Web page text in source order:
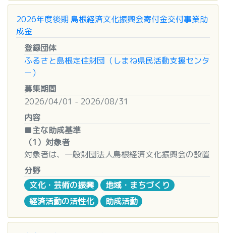
置場所）、現況写真
【その他】見積書、企画書など
⑤当年度の事業計画書・活動予算書（または損益計
算書に類するもの）
⑥所轄庁提出済の直近3年間の事業報告書と決算書
（活動計算書または損益計算書に類するもの、貸借
対照表、財産目録の3点）
⑦団体資料（案内書 or 紹介記事等）
⑧定款 or 会則等
⑨役員 or 構成員 名簿 ※見積書：購入単価1万円以
上の場合は必須。購入単価10万円以上の場合は、2
社以上の相見積りを提出してください。
※カタログに複数物品の掲載がある場合は、該当
箇所に印をつけて示してください。
※提出漏れなど、書類の不備があると審査の対象
外となります。
※全書類１部（コピーでも可）をご送付くださ
6. 必要書類
 詳細は事務局ホームページにて最新様式をご確認
ください。
7. お問い合わせ・相談窓口
■支援機関（書類提出先）
  各地域の商工会議所、商工会、島根県商工会連合
会、島根県中小企業団体中央会、公益財団法人しま
ね産業振興財団
■事務局・コールセンター
  島根県飲食・商業・サービス業等エネルギーコス
ト削減対策緊急支援事業事務局
  電話番号：0120-021-866 （受付時間：9:00〜
17:00 土日祝日除く）
3.
対象事業の要件
エネルギーコスト高騰の影響を受けているこ
と
現状よりエネルギーコスト削減に繋がる取組
（合理的に示すこと）
※新増設の場合は、炭素生産性向上に繋がるこ
とを証明
など緊急性がある）
4.
対象設備
ユーティリティ設備
※既存設備の一部更新も対象となる場合あり
（現状よりエネルギーコスト削減につながり、固定
資産として計上できる基幹部品やユニット更新）
エネルギーマネジメントシステム（EMS）
2026年度後期 島根経済文化振興会寄付金交付事業助
成金
登録団体
ふるさと島根定住財団（しまね県民活動支援センタ
ー）
募集期間
2026/04/01 - 2026/08/31
内容
■主な助成基準
（1）対象者
対象者は、一般財団法人島根経済文化振興会の設置
目的に賛同し、本県経済・文化の振興に資する事業
を実施しようとする法人及び任意団体とする。な
お、理事長が寄付金交付事業を選定するために設け
る公益事業審査会（以下、「審査会」という。）が
助成するにふさわしくないとする政治活動や宗教活
分野
文化・芸術の振興
地域・まちづくり
経済活動の活性化
助成活動